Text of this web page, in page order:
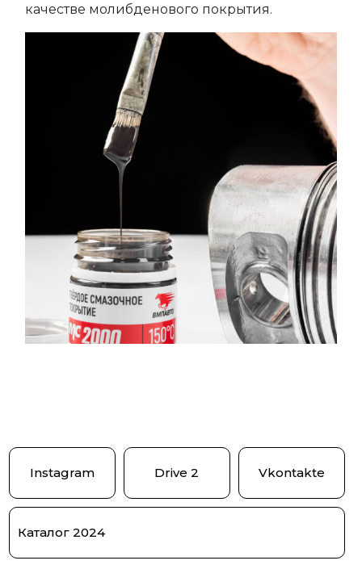
качестве молибденового покрытия.
Instagram Drive 2 Vkontakte
Каталог 2024